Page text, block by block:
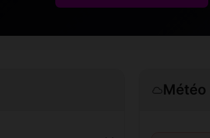
Météo